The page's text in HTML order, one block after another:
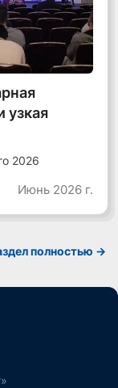
узкая
2026
Июнь 2026 г.
полностью ->